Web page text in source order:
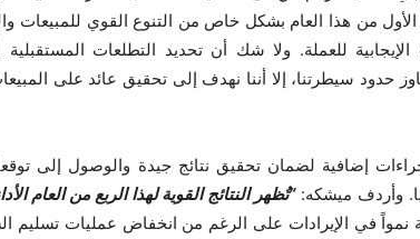
الأول من هذا العام بشكل خاص من التنوع القوي للمبيعات
الإيجابية للعملة. ولا شك أن تحديد التطلعات
إضافية لضمان تحقيق نتائج جيدة والوصول إلى
وأردف ميشكه:“تُظهر النتائج القوية لهذا الربع من العام